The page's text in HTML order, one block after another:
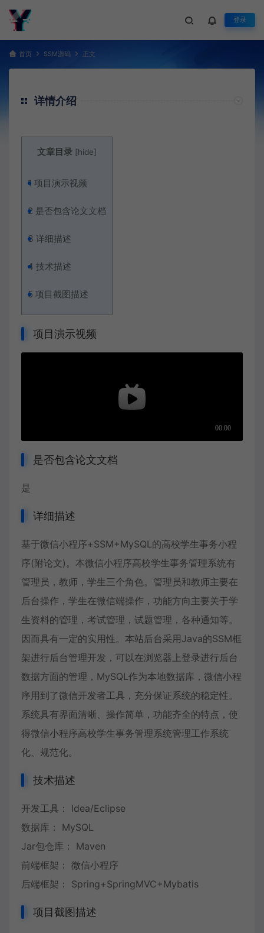
登录
首页 SSM源码 正文
详情介绍
文章目录 [hide]
1 项目演示视频
2 是否包含论文文档
3 详细描述
4 技术描述
5 项目截图描述
项目演示视频
是否包含论文文档
是
详细描述
基于微信小程序+SSM+MySQL的高校学生事务小程
序(附论文)。本微信小程序高校学生事务管理系统有
管理员，教师，学生三个角色。管理员和教师主要在
后台操作，学生在微信端操作，功能方向主要关于学
生资料的管理，考试管理，试题管理，各种通知等。
因而具有一定的实用性。本站后台采用Java的SSM框
架进行后台管理开发，可以在浏览器上登录进行后台
数据方面的管理，MySQL作为本地数据库，微信小程
序用到了微信开发者工具，充分保证系统的稳定性。
系统具有界面清晰、操作简单，功能齐全的特点，使
得微信小程序高校学生事务管理系统管理工作系统
化、规范化。
技术描述
开发工具： Idea/Eclipse
数据库： MySQL
Jar包仓库： Maven
前端框架： 微信小程序
后端框架： Spring+SpringMVC+Mybatis
项目截图描述